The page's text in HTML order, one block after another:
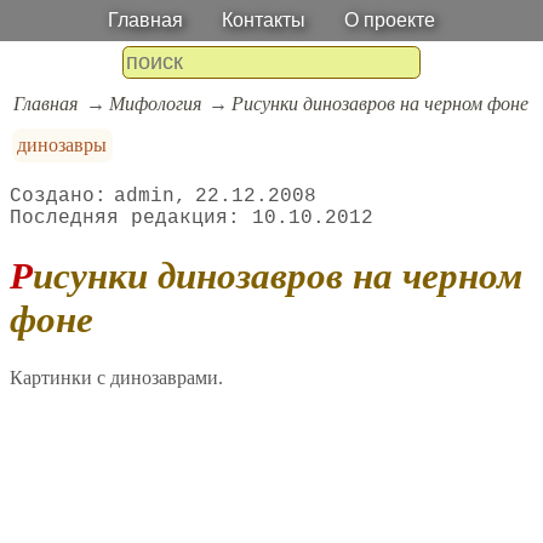
Главная Контакты О проекте
Главная Мифология
Рисунки динозавров на черном фоне
динозавры
admin
22.12.2008
10.10.2012
Рисунки динозавров на черном
фоне
Картинки с динозаврами.